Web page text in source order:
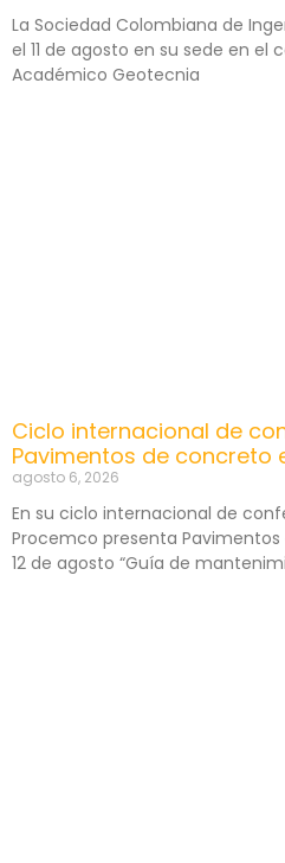
La Sociedad Colombiana de
el 11 de agosto en su sede en el
Académico Geotecnia
Ciclo internacional de
Pavimentos de concreto
agosto 6, 2026
En su ciclo internacional de
Procemco presenta
12 de agosto “Guía de